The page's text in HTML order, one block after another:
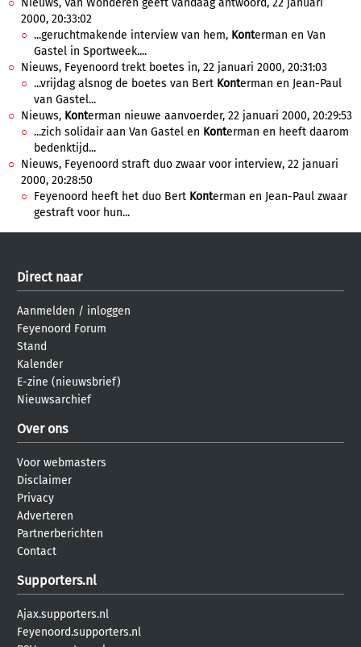
Nieuws, Van Wonderen geeft vandaag antwoord, 22 januari
2000, 20:33:02
...geruchtmakende interview van hem, Konterman en Van
Gastel in Sportweek....
Nieuws, Feyenoord trekt boetes in, 22 januari 2000, 20:31:03
...vrijdag alsnog de boetes van Bert Konterman en Jean-Paul
van Gastel...
Nieuws, Konterman nieuwe aanvoerder, 22 januari 2000, 20:29:53
...zich solidair aan Van Gastel en Konterman en heeft daarom
bedenktijd...
Nieuws, Feyenoord straft duo zwaar voor interview, 22 januari
2000, 20:28:50
Feyenoord heeft het duo Bert Konterman en Jean-Paul zwaar
gestraft voor hun...
Direct naar
Aanmelden / inloggen
Feyenoord Forum
Stand
Kalender
E-zine (nieuwsbrief)
Nieuwsarchief
Over ons
Voor webmasters
Disclaimer
Privacy
Adverteren
Partnerberichten
Contact
Supporters.nl
Ajax.supporters.nl
Feyenoord.supporters.nl